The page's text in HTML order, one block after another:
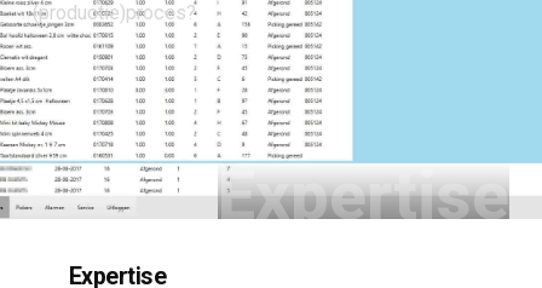
Expertise
(productie)proces?
Expertise